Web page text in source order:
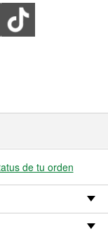
de tu orden